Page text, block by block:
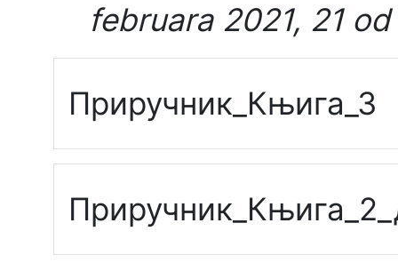
februara 2021, 21
Приручник_Књига_3